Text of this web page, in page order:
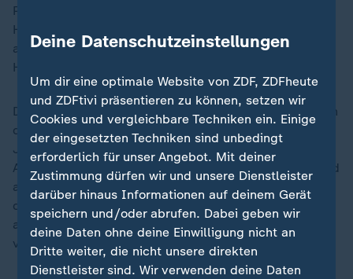
Portugal auch vor dem Berufungsgericht in der
Hauptstadt Lissabon erscheinen, das für solche
ausländischen Anträge zuständig ist. Auch dort dürfte
Haft angeordnet werden.
Die 41-jährige Mutter und ihr 55-jähriger Partner sollen
die beiden kleinen Jungen im Alter von drei und fünf
Jahren in Zentralportugal ausgesetzt haben. Einem
Autofahrer waren die Jungen am Dienstag weinend und
allein an einer abgelegenen Landstraße nahe Alcácer
do Sal rund 60 Kilometer südöstlich von Lissabon
aufgefallen. Der Mann kümmerte sich um sie und
verständigte die Polizei.
Deine Datenschutzeinstellungen
Um dir eine optimale Website von ZDF, ZDFheute
und ZDFtivi präsentieren zu können, setzen wir
Cookies und vergleichbare Techniken ein. Einige
der eingesetzten Techniken sind unbedingt
erforderlich für unser Angebot. Mit deiner
Zustimmung dürfen wir und unsere Dienstleister
darüber hinaus Informationen auf deinem Gerät
speichern und/oder abrufen. Dabei geben wir
deine Daten ohne deine Einwilligung nicht an
Dritte weiter, die nicht unsere direkten
Dienstleister sind. Wir verwenden deine Daten